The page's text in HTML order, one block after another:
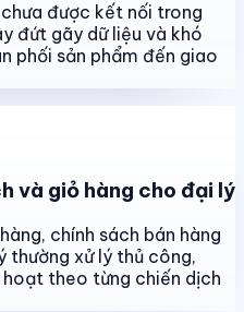
được kết nối trong
đứt gãy dữ liệu và khó
phối sản phẩm đến giao
và giỏ hàng cho đại lý
chính sách bán hàng
thường xử lý thủ công,
theo từng chiến dịch